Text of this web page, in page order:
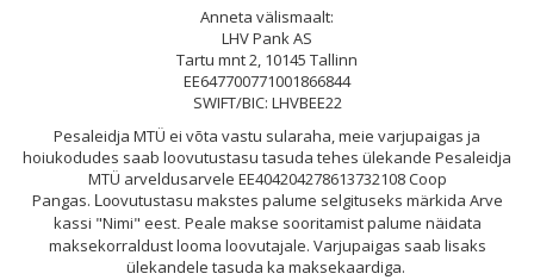
Anneta välismaalt:
LHV Pank AS
Tartu mnt 2, 10145 Tallinn
EE647700771001866844
SWIFT/BIC: LHVBEE22
Pesaleidja MTÜ ei võta vastu sularaha, meie varjupaigas ja
hoiukodudes saab loovutustasu tasuda tehes ülekande Pesaleidja
MTÜ arveldusarvele EE404204278613732108 Coop
Pangas. Loovutustasu makstes palume selgituseks märkida Arve
kassi "Nimi" eest. Peale makse sooritamist palume näidata
maksekorraldust looma loovutajale. Varjupaigas saab lisaks
ülekandele tasuda ka maksekaardiga.